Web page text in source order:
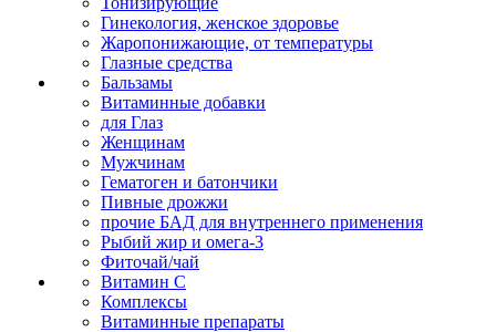
Гинекология, женское здоровье
Жаропонижающие, от температуры
Глазные средства
Бальзамы
Витаминные добавки
для Глаз
Женщинам
Мужчинам
Гематоген и батончики
Пивные дрожжи
прочие БАД для внутреннего применения
Рыбий жир и омега-3
Фиточай/чай
Витамин С
Комплексы
Витаминные препараты